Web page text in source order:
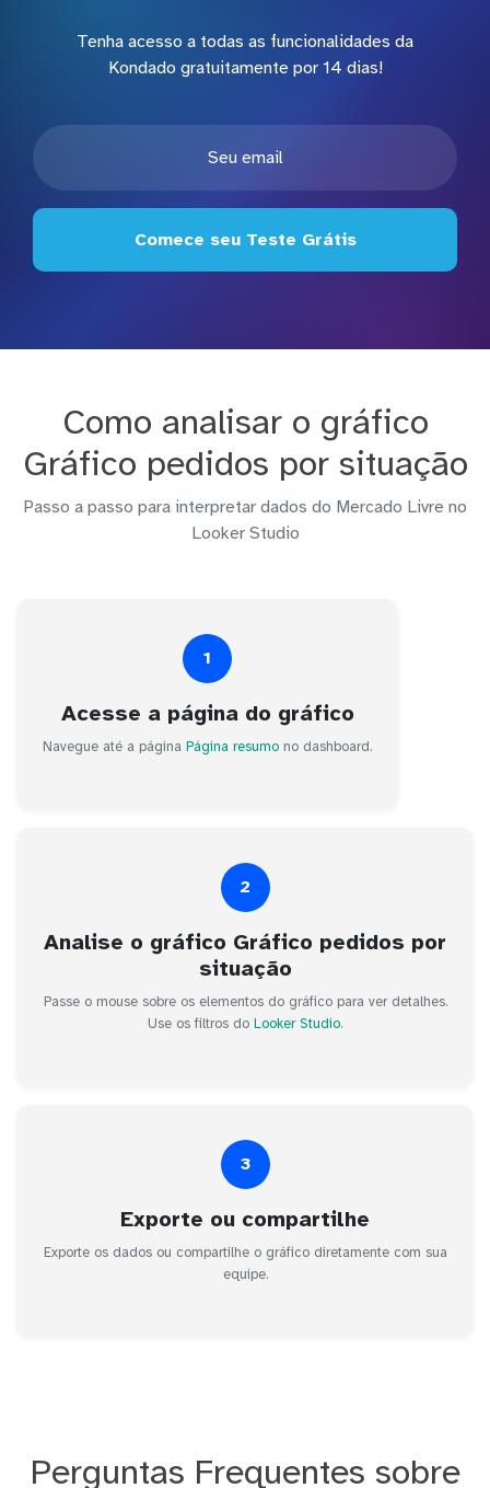
Tenha acesso a todas as funcionalidades da
Kondado gratuitamente por 14 dias!
Comece seu Teste Grátis
Como analisar o gráfico
Gráfico pedidos por situação
Passo a passo para interpretar dados do Mercado Livre no
Looker Studio
1
Acesse a página do gráfico
Navegue até a página Página resumo no dashboard.
2
Analise o gráfico Gráfico pedidos por
situação
Passe o mouse sobre os elementos do gráfico para ver detalhes.
Use os filtros do Looker Studio.
3
Exporte ou compartilhe
Exporte os dados ou compartilhe o gráfico diretamente com sua
equipe.
Perguntas Frequentes sobre